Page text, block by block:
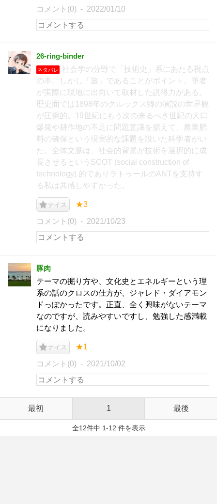
コメント(0) 2022/01/10
26-ring-binder
ネタバレ
社会学の分野で「技術史」系にあたる視点
の本。しかし「旅」であることがポイント。筆者
が実際に現地に出向いて取材した説得力がある。
歴史面では1898年のクルックス卿の演説の世界観
が圧倒的。19世紀にもう次の来るべき世紀の人口
爆発や耕作地の不足に問題意識を据えて、農業肥
料の確保という現実的な課題を説いた科学者がい
た。全体文脈は、社会的背景が技術を選択的に成
長させるというSCOT (social construction of
technology) 的でありラトゥールのANTを支持す
る私は共感しやすかった。
ナイス ★3
コメント(0) 2021/10/23
豚肉
テーマの掘り方や、文化史とエネルギーという理
系の話のクロスの仕方が、ジャレド・ダイアモン
ドっぽかったです。正直、全く興味がないテーマ
なのですが、読みやすいですし、勉強した感満載
になりました。
ナイス ★1
コメント(0) 2021/10/02
最初 1 最後
全12件中 1-12 件を表示